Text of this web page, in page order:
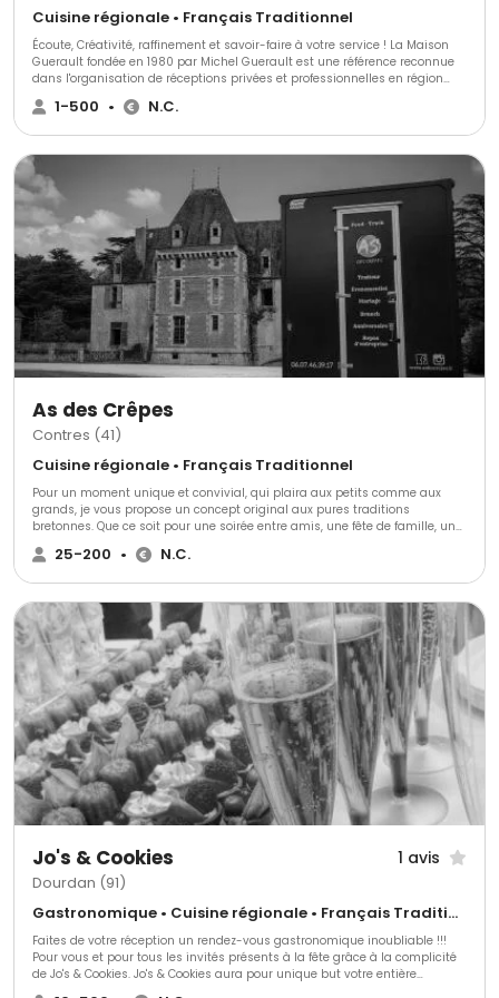
Cuisine régionale • Français Traditionnel
Écoute, Créativité, raffinement et savoir-faire à votre service ! La Maison
Guerault fondée en 1980 par Michel Guerault est une référence reconnue
dans l'organisation de réceptions privées et professionnelles en région
Centre et Parisienne. Découvrez une cuisine fraîche, goûteuse et inventive
renouvelée perpétuellement. Quel que soit votre projet privé, entreprise ou
aujourd'hui la réputation du Traiteur Pannois.
1-500 • N.C.
As des Crêpes
Contres (41)
Cuisine régionale • Français Traditionnel
Pour un moment unique et convivial, qui plaira aux petits comme aux
grands, je vous propose un concept original aux pures traditions
bretonnes. Que ce soit pour une soirée entre amis, une fête de famille, un
anniversaire, un repas associatif, un évènement d'entreprise ou tout autre
évènement, je me déplace chez vous ou dans la salle de votre choix pour
2010, 2014, 2016 puis galette d'or 2018) je vous propose des galettes et des
crêpes élaborées avec des produits de qualité.
25-200 • N.C.
Jo's & Cookies 1 avis
Dourdan (91)
Gastronomique • Cuisine régionale • Français Traditionnel
Faites de votre réception un rendez-vous gastronomique inoubliable !!!
Pour vous et pour tous les invités présents à la fête grâce à la complicité
de Jo's & Cookies. Jo's & Cookies aura pour unique but votre entière
satisfaction et votre bonheur à la découverte de vos mets. Ils apportent